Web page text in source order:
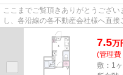
ここまでご覧頂きありがとうござ
し、各沿線の各不動産会社様へ直
しております！最新の情報は...
7.5万
(管理費
敷：1